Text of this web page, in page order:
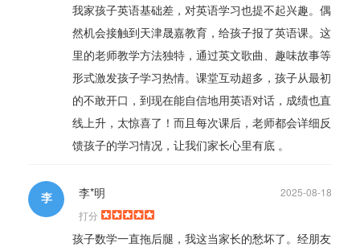
我家孩子英语基础差，对英语学习也提不起兴趣。偶
然机会接触到天津晟嘉教育，给孩子报了英语课。这
里的老师教学方法独特，通过英文歌曲、趣味故事等
形式激发孩子学习热情。课堂互动超多，孩子从最初
的不敢开口，到现在能自信地用英语对话，成绩也直
线上升，太惊喜了！而且每次课后，老师都会详细反
馈孩子的学习情况，让我们家长心里有底 。
李 2025-08-18
李*明
打分
孩子数学一直拖后腿，我这当家长的愁坏了。经朋友